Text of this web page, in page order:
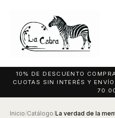
10% DE DESCUENTO
CUOTAS SIN INTERÉS Y
Inicio/Catálogo/La verdad de la